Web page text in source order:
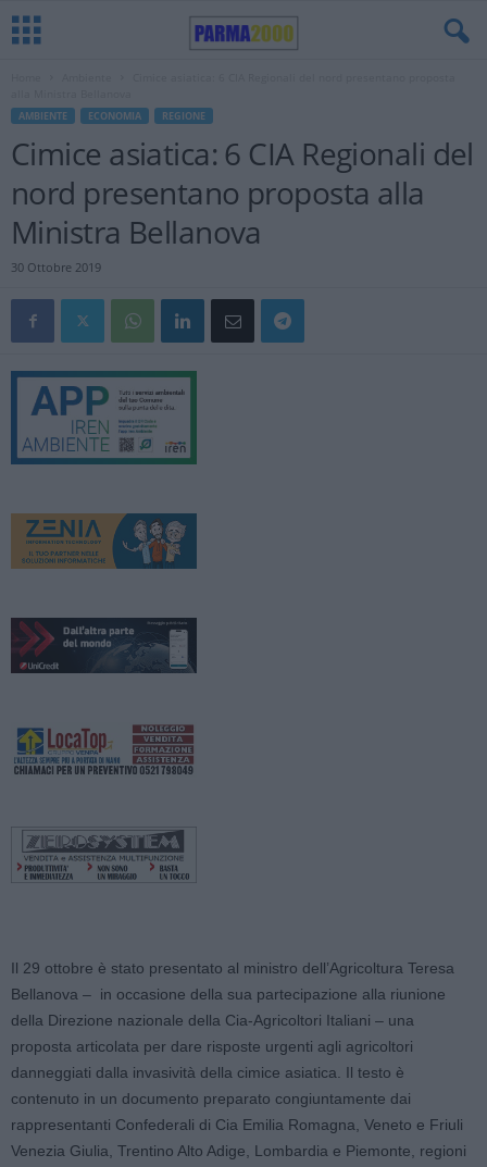
AMBIENTE ECONOMIA REGIONE
Cimice asiatica: 6 CIA Regionali del
nord presentano proposta alla
Ministra Bellanova
30 Ottobre 2019
Il 29 ottobre è stato presentato al ministro dell’Agricoltura Teresa
Bellanova – in occasione della sua partecipazione alla riunione
della Direzione nazionale della Cia-Agricoltori Italiani – una
proposta articolata per dare risposte urgenti agli agricoltori
danneggiati dalla invasività della cimice asiatica. Il testo è
contenuto in un documento preparato congiuntamente dai
rappresentanti Confederali di Cia Emilia Romagna, Veneto e Friuli
Venezia Giulia, Trentino Alto Adige, Lombardia e Piemonte, regioni